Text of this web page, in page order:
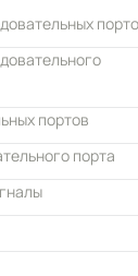
портов
порта